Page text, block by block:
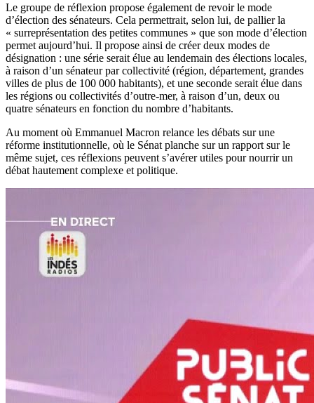
Le groupe de réflexion propose également de revoir le mode
d’élection des sénateurs. Cela permettrait, selon lui, de pallier la
« surreprésentation des petites communes » que son mode d’élection
permet aujourd’hui. Il propose ainsi de créer deux modes de
désignation : une série serait élue au lendemain des élections locales,
à raison d’un sénateur par collectivité (région, département, grandes
villes de plus de 100 000 habitants), et une seconde serait élue dans
les régions ou collectivités d’outre-mer, à raison d’un, deux ou
quatre sénateurs en fonction du nombre d’habitants.
Au moment où Emmanuel Macron relance les débats sur une
réforme institutionnelle, où le Sénat planche sur un rapport sur le
même sujet, ces réflexions peuvent s’avérer utiles pour nourrir un
débat hautement complexe et politique.